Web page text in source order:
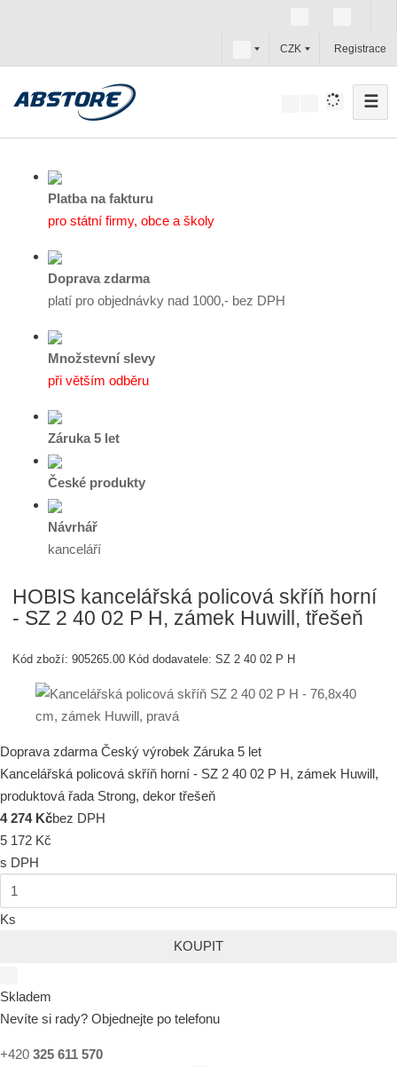
c
z
CZK Registrace
☰
Platba na fakturu
pro státní firmy, obce a školy
Doprava zdarma
platí pro objednávky nad 1000,- bez DPH
Množstevní slevy
při větším odběru
Záruka 5 let
České produkty
Návrhář
kanceláří
HOBIS kancelářská policová skříň horní
- SZ 2 40 02 P H, zámek Huwill, třešeň
Kód zboží:905265.00 Kód dodavatele:SZ 2 40 02 P H
Doprava zdarma Český výrobek Záruka 5 let
Kancelářská policová skříň horní - SZ 2 40 02 P H, zámek Huwill,
produktová řada Strong, dekor třešeň
4 274 Kčbez DPH
5 172 Kč
s DPH
Ks
KOUPIT
Skladem
Nevíte si rady? Objednejte po telefonu
+420 325 611 570